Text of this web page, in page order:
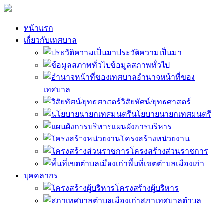
หน้าแรก
เกี่ยวกับเทศบาล
ประวัติความเป็นมา
ข้อมูลสภาพทั่วไป
อำนาจหน้าที่ของ
เทศบาล
วิสัยทัศน์/ยุทธศาสตร์
นโยบายนายกเทศมนตรี
แผนผังการบริหาร
โครงสร้างหน่วยงาน
โครงสร้างส่วนราชการ
พื้นที่เขตตำบลเมืองเก่า
บุคคลากร
โครงสร้างผู้บริหาร
สภาเทศบาลตำบล